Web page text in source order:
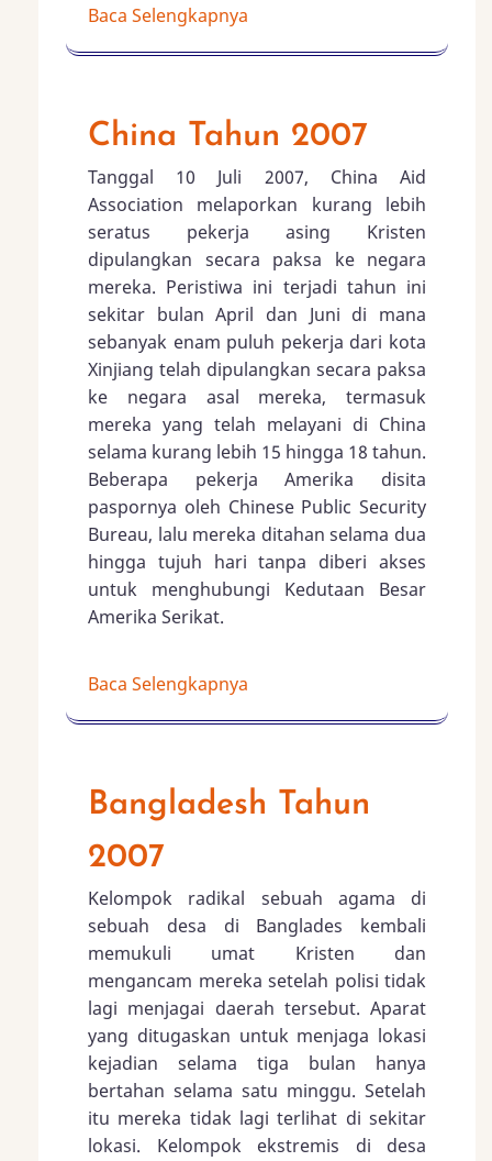
Baca Selengkapnya
China Tahun 2007
Tanggal 10 Juli 2007, China Aid
Association melaporkan kurang lebih
seratus pekerja asing Kristen
dipulangkan secara paksa ke negara
mereka. Peristiwa ini terjadi tahun ini
sekitar bulan April dan Juni di mana
sebanyak enam puluh pekerja dari kota
Xinjiang telah dipulangkan secara paksa
ke negara asal mereka, termasuk
mereka yang telah melayani di China
selama kurang lebih 15 hingga 18 tahun.
Beberapa pekerja Amerika disita
paspornya oleh Chinese Public Security
Bureau, lalu mereka ditahan selama dua
hingga tujuh hari tanpa diberi akses
untuk menghubungi Kedutaan Besar
Amerika Serikat.
Baca Selengkapnya
Bangladesh Tahun
2007
Kelompok radikal sebuah agama di
sebuah desa di Banglades kembali
memukuli umat Kristen dan
mengancam mereka setelah polisi tidak
lagi menjagai daerah tersebut. Aparat
yang ditugaskan untuk menjaga lokasi
kejadian selama tiga bulan hanya
bertahan selama satu minggu. Setelah
itu mereka tidak lagi terlihat di sekitar
lokasi. Kelompok ekstremis di desa